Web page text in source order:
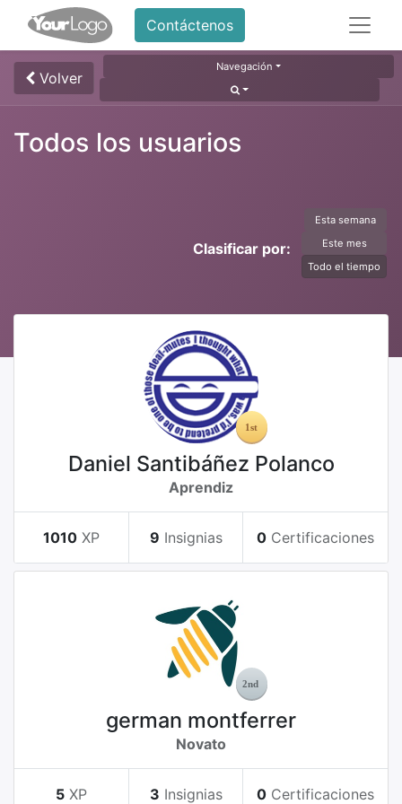
Contáctenos
Volver
Navegación
Todos los usuarios
Clasificar por:
Esta semana
Este mes
Todo el tiempo
Daniel Santibáñez Polanco
Aprendiz
1010 XP 9 Insignias 0 Certificaciones
german montferrer
Novato
5 XP 3 Insignias 0 Certificaciones